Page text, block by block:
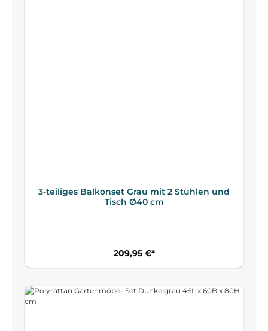
3-teiliges Balkonset Grau mit 2 Stühlen und
Tisch Ø40 cm
209,95 €*